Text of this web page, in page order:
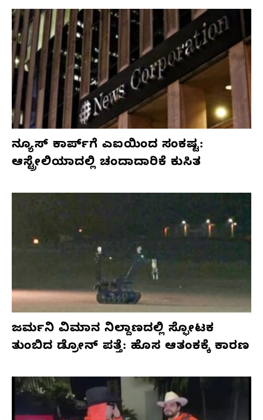
ನ್ಯೂಸ್ ಕಾರ್ಪ್‌ಗೆ ಎಐಯಿಂದ ಸಂಕಷ್ಟ:
ಆಸ್ಟ್ರೇಲಿಯಾದಲ್ಲಿ ಚಂದಾದಾರಿಕೆ ಕುಸಿತ
ಜರ್ಮನಿ ವಿಮಾನ ನಿಲ್ದಾಣದಲ್ಲಿ ಸ್ಫೋಟಕ
ತುಂಬಿದ ಡ್ರೋನ್ ಪತ್ತೆ: ಹೊಸ ಆತಂಕಕ್ಕೆ ಕಾರಣ